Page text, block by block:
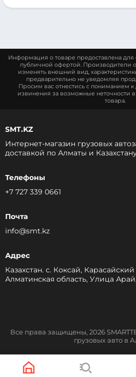
Информация о товаре предоставлена для
публичной офертой. Производители
изменять внешний вид,
предварительно не уведомляя
Просим вас отнестись с пониманием
извинения за возможные неточности
товара.
SMT.KZ
Интернет-магазин грузовых
доставкой по Алматы и
Телефоны
+7 727 339 0661
Почта
info@smt.kz
Адрес
Казахстан. с. Коксай,
Алматинская область, Улица Арай,
Все права защищены, 2026
грузовых авто в